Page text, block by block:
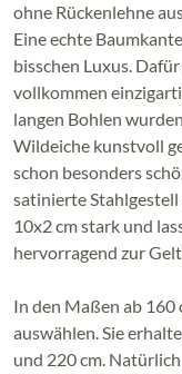
ohne Rückenlehne
Eine echte
bisschen Luxus.
vollkommen
langen Bohlen
Wildeiche kunstvoll
schon besonders
satinierte
10x2 cm stark und
hervorragend zur
In den Maßen ab
auswählen. Sie
und 220 cm.